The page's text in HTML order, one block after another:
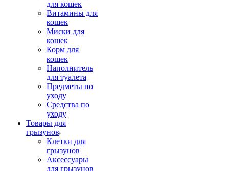
для кошек
Витамины для
кошек
Миски для
кошек
Корм для
кошек
Наполнитель
для туалета
Предметы по
уходу
Средства по
уходу
Товары для
грызунов
Клетки для
грызунов
Аксессуары
для грызунов